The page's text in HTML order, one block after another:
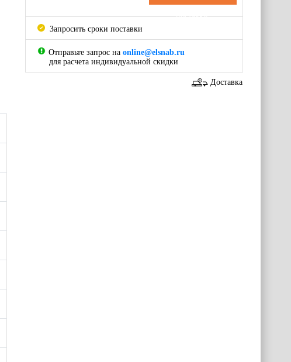
поставки
Запросить сроки поставки
Отправьте запрос на online@elsnab.ru
для расчета индивидуальной скидки
Доставка